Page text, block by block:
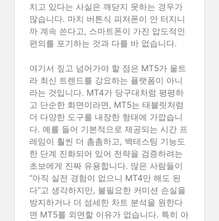
치고 있다는 사실은 깨닫지 못하는 경우가
많습니다. 마치 버튼식 피처폰이 안 터지니
까 계속 쓴다고, 스마트폰이 가진 압도적인
편의를 포기하는 것과 다를 바 없습니다.
여기서 짚고 넘어가야 할 점은 MT5가 울트
라 최신 트렌드를 강요하는 플랫폼이 아니
라는 것입니다. MT4가 당구대처럼 평평하
고 단순한 화면이라면, MT5는 태블릿처럼
더 다양한 도구를 내장한 형태에 가깝습니
다. 예를 들어 기본적으로 제공되는 시간 프
레임이 훨씬 더 촘촘하고, 백테스팅 기능도
한 단계 진화되어 있어 전략을 검증하려는
초보에게 진짜 유용합니다. 많은 사람들이
“아직 실전 경험이 없으니 MT4만 해도 된
다”고 생각하지만, 불필요한 커미션 손실을
방지하거나 더 섬세한 차트 분석을 원한다
면 MT5를 외면할 이유가 없습니다. 특히 아